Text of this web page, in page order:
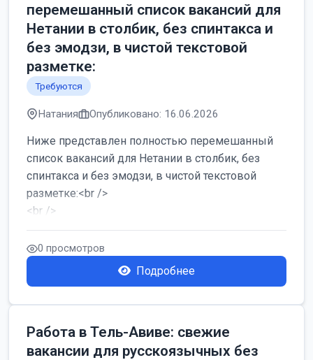
перемешанный список вакансий для
Нетании в столбик, без спинтакса и
без эмодзи, в чистой текстовой
разметке:
Требуются
Натания Опубликовано: 16.06.2026
Ниже представлен полностью перемешанный
список вакансий для Нетании в столбик, без
спинтакса и без эмодзи, в чистой текстовой
разметке:<br />
<br />
Работа в Нетании на мебельном производстве:
требу...
0 просмотров
Подробнее
Работа в Тель-Авиве: свежие
вакансии для русскоязычных без